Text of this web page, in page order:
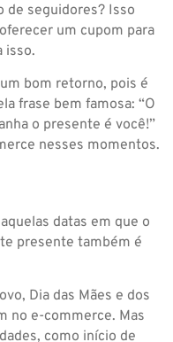
de seguidores? Isso
um cupom para
isso.
bom retorno, pois é
frase bem famosa: “O
o presente é você!”
nesses momentos.
datas em que o
presente também é
Dia das Mães e dos
no e-commerce. Mas
como início de